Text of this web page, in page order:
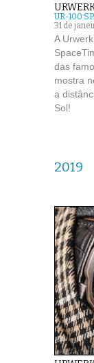
UR-100
31 de
A
das
mostra
a
Sol!
2019